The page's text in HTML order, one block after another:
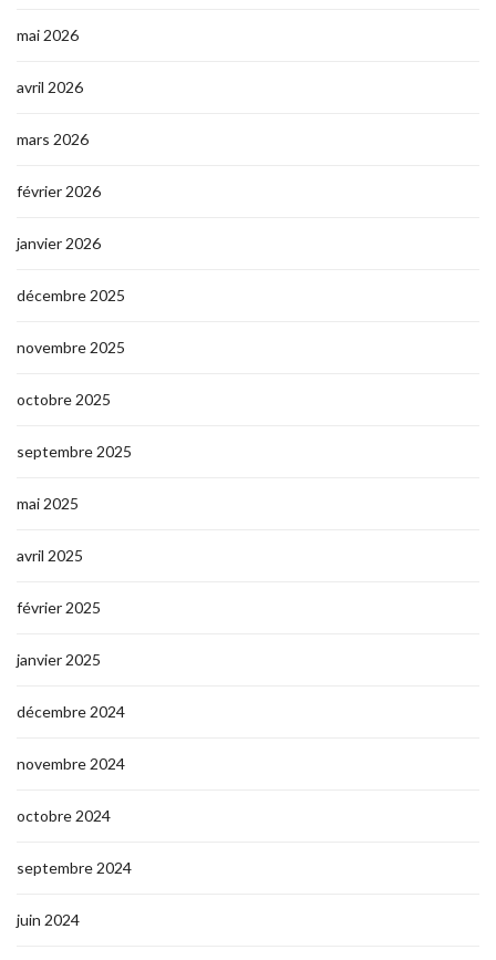
mai 2026
avril 2026
mars 2026
février 2026
janvier 2026
décembre 2025
novembre 2025
octobre 2025
septembre 2025
mai 2025
avril 2025
février 2025
janvier 2025
décembre 2024
novembre 2024
octobre 2024
septembre 2024
juin 2024